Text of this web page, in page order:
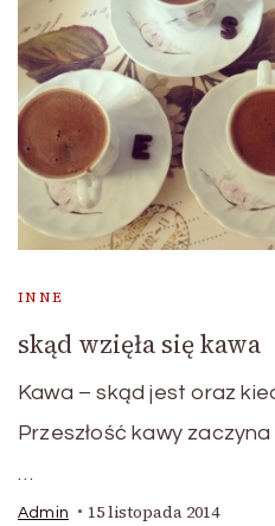
INNE
skąd wzięła się kawa
Kawa – skąd jest oraz
Przeszłość kawy
…
Admin 15 listopada 2014